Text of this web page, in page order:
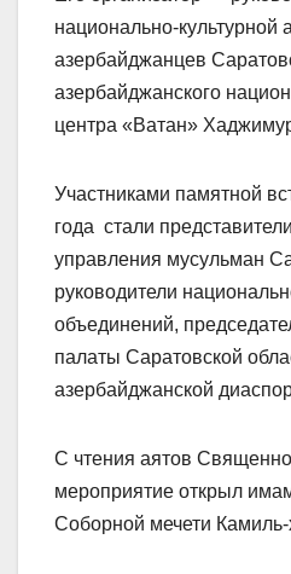
национально-культурной
азербайджанцев
азербайджанского
центра «Ватан»
Участниками памятной
года стали
управления мусульман
руководители
объединений,
палаты Саратовской
азербайджанской
С чтения аятов
мероприятие открыл
Соборной мечети